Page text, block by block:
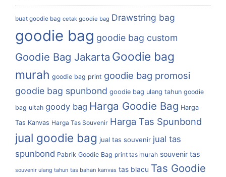
buat goodie bag cetak goodie bag Drawstring bag
goodie bag goodie bag custom
Goodie Bag Jakarta Goodie bag
murah goodie bag print goodie bag promosi
goodie bag spunbond goodie bag ulang tahun goodie
bag ultah goody bag Harga Goodie Bag Harga
Tas Kanvas Harga Tas Souvenir Harga Tas Spunbond
jual goodie bag jual tas souvenir jual tas
spunbond Pabrik Goodie Bag print tas murah souvenir tas
souvenir ulang tahun tas bahan kanvas tas blacu Tas Goodie